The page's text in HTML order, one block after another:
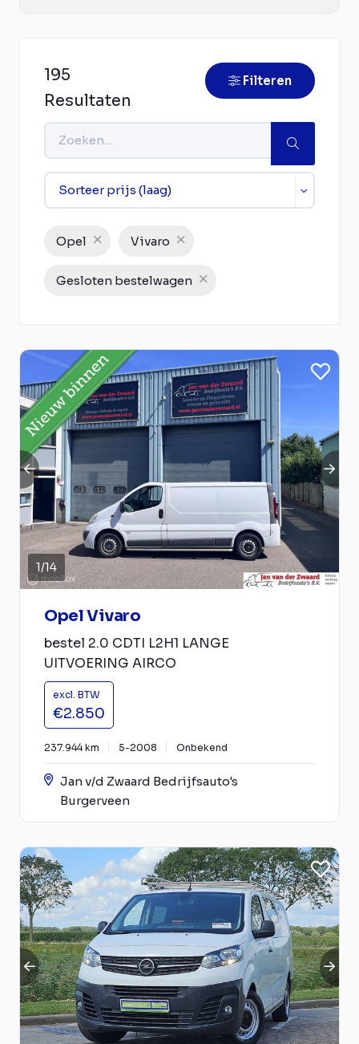
195
Resultaten
Filteren
Opel Vivaro
Gesloten bestelwagen
1/14
Opel Vivaro
bestel 2.0 CDTI L2H1 LANGE
UITVOERING AIRCO
excl. BTW
€2.850
237.944 km 5-2008 Onbekend
Jan v/d Zwaard Bedrijfsauto's
Burgerveen